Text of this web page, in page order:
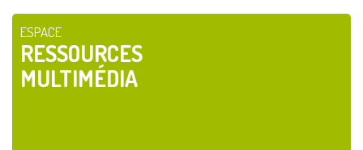
ESPACE
RESSOURCES
MULTIMÉDIA